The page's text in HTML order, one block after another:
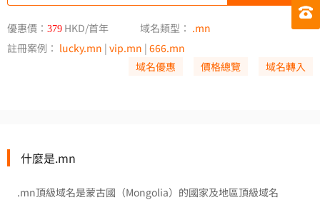
優惠價： 379 HKD/首年 域名類型： .mn
註冊案例： lucky.mn | vip.mn | 666.mn
域名優惠
價格總覽 域名轉入
什麼是.mn
.mn頂級域名是蒙古國（Mongolia）的國家及地區頂級域名